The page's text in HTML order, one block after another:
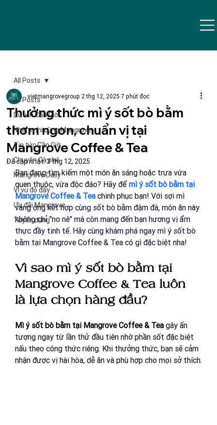
All Posts
Du lịch Cần Giờ
Nhâm nhi cùng Mangrove
Tin tức Cần Giờ
Chuyện Cà phê
Mangrove Daily
Vi vu đó đây
Ưu đãi Mangrove
Tuyển dụng
All Posts
Thưởng thức mì ý sốt bò bằm
thơm ngon, chuẩn vị tại
Mangrove Coffee & Tea
vietmangrovegroup 2 thg 12, 2025 7 phút đọc
Đã cập nhật:3 thg 12, 2025
Bạn đang tìm kiếm một món ăn sáng hoặc trưa vừa
quen thuộc, vừa độc đáo? Hãy để mì ý sốt bò bằm tại
Mangrove Coffee & Tea chinh phục bạn! Với sợi mì
vàng óng kết hợp cùng sốt bò bằm đậm đà, món ăn này
không chỉ "no nê" mà còn mang đến bạn hương vị ẩm
thực đầy tinh tế. Hãy cùng khám phá ngay mì ý sốt bò
bằm tại Mangrove Coffee & Tea có gì đặc biệt nha!
Vì sao mì ý sốt bò bằm tại
Mangrove Coffee & Tea luôn
là lựa chọn hàng đầu?
Mì ý sốt bò bằm tại Mangrove Coffee & Tea gây ấn
tượng ngay từ lần thử đầu tiên nhờ phần sốt đặc biệt
nấu theo công thức riêng. Khi thưởng thức, bạn sẽ cảm
nhận được vị hài hòa, dễ ăn và phù hợp cho mọi sở thích.